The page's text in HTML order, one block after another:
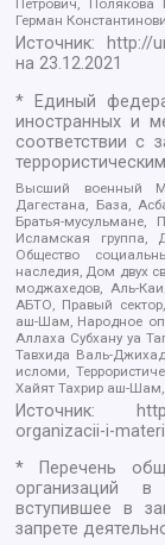
Петрович,
Герман
Источник: http://
на23.12.2021
* Единый
иностранных и
соответствии с
Высший военный
Дагестана, База,
Братья-мусульмане,
Исламская группа,
Общество
наследия, Дом двух
моджахедов, Аль-
АБТО, Правый
аш-Шам, Народное
Аллаха Субхану уа
Тавхида Валь-
исломи,
Хайят Тахрир аш-
Источник:
organizacii-i-
* Перечень
организаций
вступившее в
запрете